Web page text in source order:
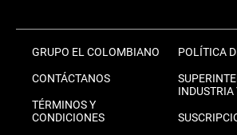
GRUPO EL COLOMBIANO
CONTÁCTANOS
TÉRMINOS Y
CONDICIONES
POLÍTICA
INDUSTRIA